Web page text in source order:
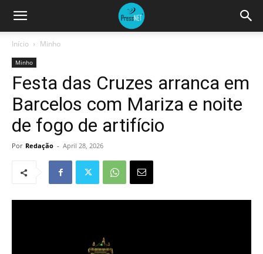
Início Minho
Minho
Festa das Cruzes arranca em
Barcelos com Mariza e noite
de fogo de artifício
Por Redação - April 28, 2026